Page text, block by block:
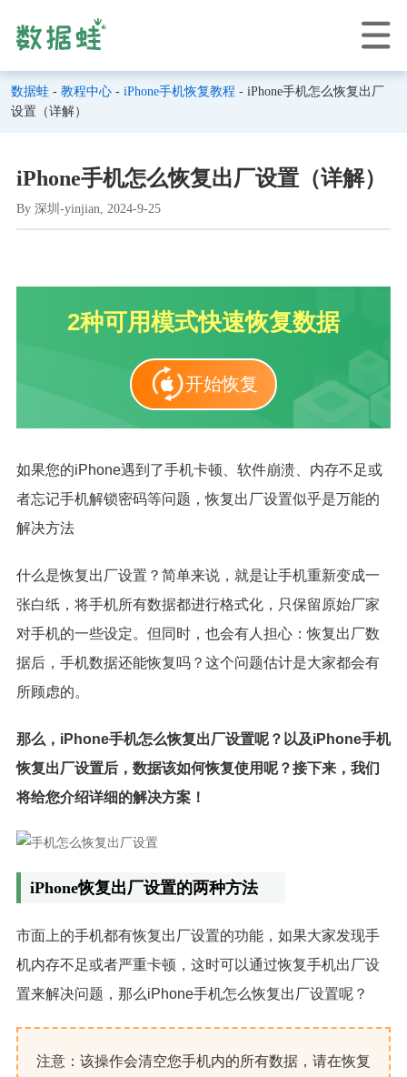
数据蛙 - 教程中心 - iPhone手机恢复教程 - iPhone手机怎么恢复出厂
设置（详解）
iPhone手机怎么恢复出厂设置（详解）
By 深圳-yinjian, 2024-9-25
2种可用模式快速恢复数据
开始恢复
如果您的iPhone遇到了手机卡顿、软件崩溃、内存不足或
者忘记手机解锁密码等问题，恢复出厂设置似乎是万能的
解决方法
什么是恢复出厂设置？简单来说，就是让手机重新变成一
张白纸，将手机所有数据都进行格式化，只保留原始厂家
对手机的一些设定。但同时，也会有人担心：恢复出厂数
据后，手机数据还能恢复吗？这个问题估计是大家都会有
所顾虑的。
那么，iPhone手机怎么恢复出厂设置呢？以及iPhone手机
恢复出厂设置后，数据该如何恢复使用呢？接下来，我们
将给您介绍详细的解决方案！
iPhone恢复出厂设置的两种方法
市面上的手机都有恢复出厂设置的功能，如果大家发现手
机内存不足或者严重卡顿，这时可以通过恢复手机出厂设
置来解决问题，那么iPhone手机怎么恢复出厂设置呢？
注意：该操作会清空您手机内的所有数据，请在恢复